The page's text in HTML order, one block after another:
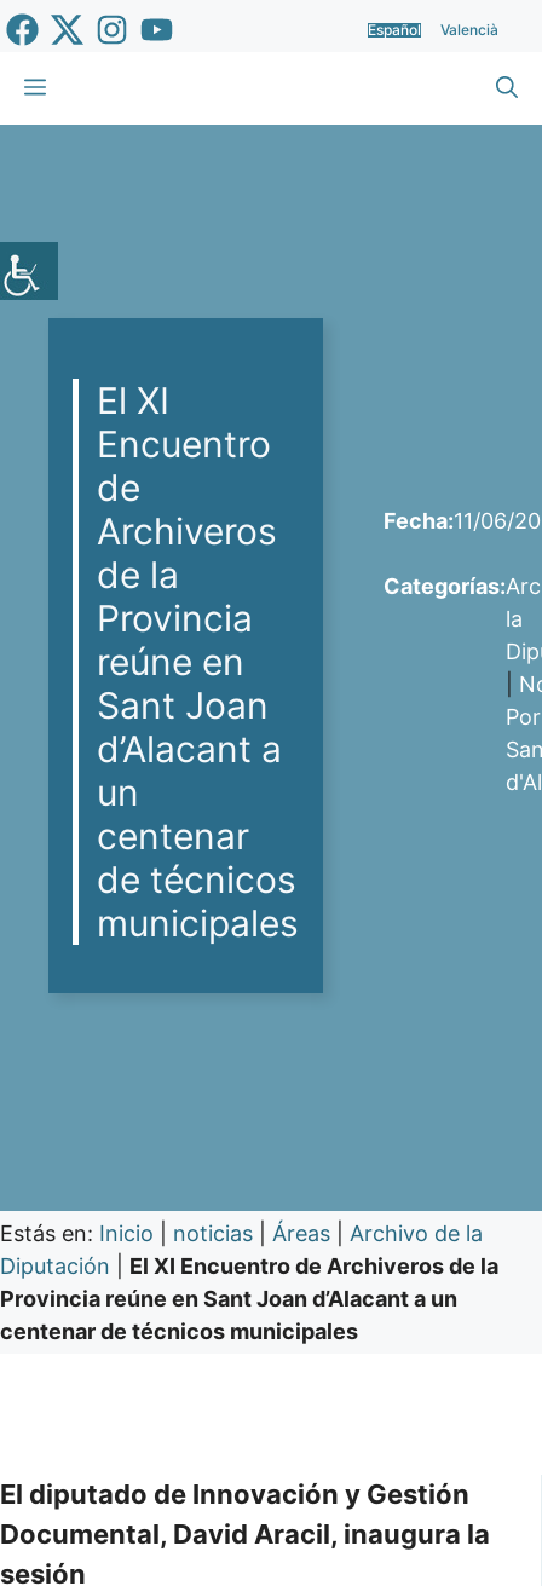
Saltar
al
contenido
Español Valencià
Menú
El XI
Encuentro
de
Archiveros
de la
Provincia
reúne en
Sant Joan
d’Alacant a
un
centenar
de técnicos
municipales
Fecha:11/06/
Categorías:
la
Estás en: Inicio noticias Áreas
Archivo de la
Diputación
El XI Encuentro de Archiveros de la
Provincia reúne en Sant Joan d’Alacant a un
centenar de técnicos municipales
El diputado de Innovación y Gestión
Documental, David Aracil, inaugura la
sesión